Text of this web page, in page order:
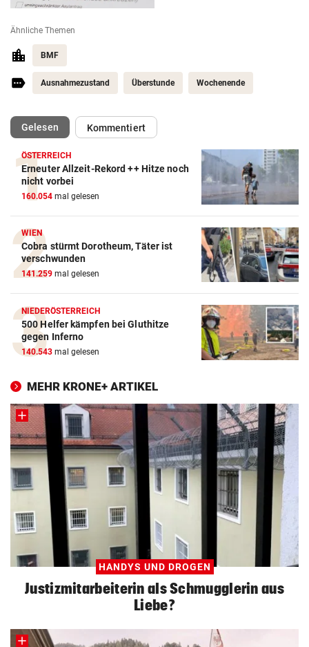
Ähnliche Themen
BMF
Ausnahmezustand Überstunde Wochenende
Gelesen(ausgewählt)Kommentiert
ÖSTERREICH
Erneuter Allzeit-Rekord ++ Hitze noch
nicht vorbei
160.054 mal gelesen
WIEN
Cobra stürmt Dorotheum, Täter ist
verschwunden
141.259 mal gelesen
NIEDERÖSTERREICH
500 Helfer kämpfen bei Gluthitze
gegen Inferno
140.543 mal gelesen
MEHR KRONE+ ARTIKEL
HANDYS UND DROGEN
Justizmitarbeiterin als Schmugglerin aus
Liebe?